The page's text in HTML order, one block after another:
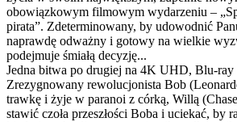
obowiązkowym filmowym wydarzeniu –
pirata”. Zdeterminowany, by udowodnić
naprawdę odważny i gotowy na wielkie
podejmuje śmiałą decyzję...
Jedna bitwa po drugiej na 4K UHD, Blu-
Zrezygnowany rewolucjonista Bob
trawkę i żyje w paranoi z córką, Willą
stawić czoła przeszłości Boba i uciekać, by